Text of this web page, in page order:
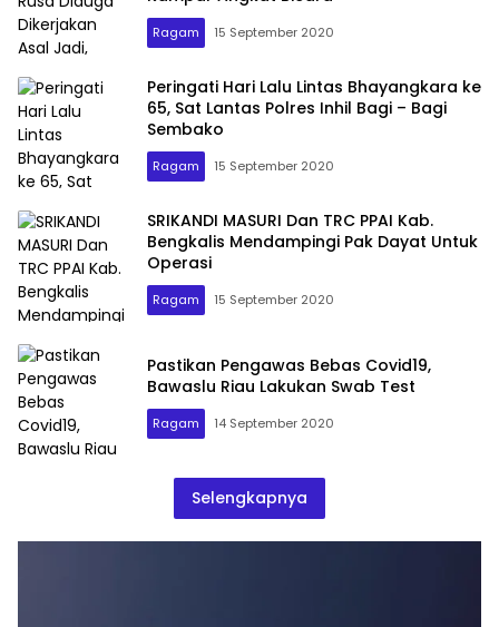
Ragam 15 September 2020
Peringati Hari Lalu Lintas Bhayangkara ke
65, Sat Lantas Polres Inhil Bagi – Bagi
Sembako
Ragam 15 September 2020
SRIKANDI MASURI Dan TRC PPAI Kab.
Bengkalis Mendampingi Pak Dayat Untuk
Operasi
Ragam 15 September 2020
Pastikan Pengawas Bebas Covid19,
Bawaslu Riau Lakukan Swab Test
Ragam 14 September 2020
Selengkapnya